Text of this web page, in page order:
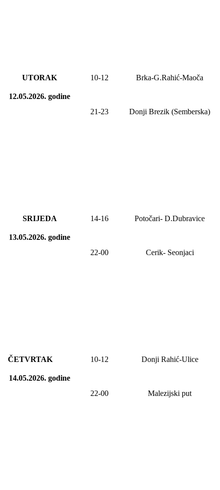
UTORAK
12.05.2026. godine
10-12 Brka-G.Rahić-Maoča
21-23 Donji Brezik (Semberska)
SRIJEDA
13.05.2026. godine
14-16 Potočari- D.Dubravice
22-00 Cerik- Seonjaci
ČETVRTAK
14.05.2026. godine
10-12 Donji Rahić-Ulice
22-00 Malezijski put